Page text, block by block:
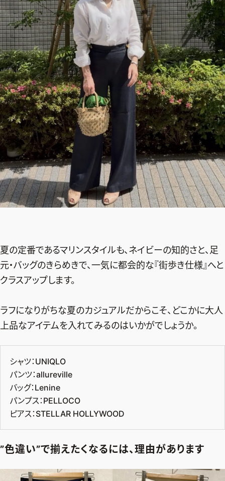
夏の定番であるマリンスタイルも、ネイビーの知的さと、足
元・バッグのきらめきで、一気に都会的な『街歩き仕様』へと
クラスアップします。
ラフになりがちな夏のカジュアルだからこそ、どこかに大人
上品なアイテムを入れてみるのはいかがでしょうか。
シャツ：UNIQLO
パンツ：allureville
バッグ：Lenine
パンプス：PELLOCO
ピアス：STELLAR HOLLYWOOD
”色違い”で揃えたくなるには、理由があります